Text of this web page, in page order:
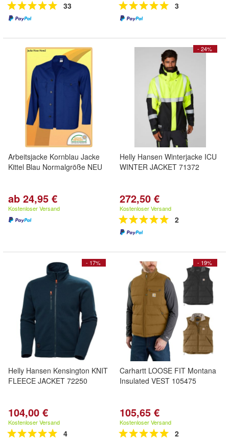
33 3
Arbeitsjacke Kornblau Jacke
Kittel Blau Normalgröße NEU
ab 24,95 €
Kostenloser Versand
- 24%
Helly Hansen Winterjacke ICU
WINTER JACKET 71372
272,50 €
Kostenloser Versand
2
- 17%
Helly Hansen Kensington KNIT
FLEECE JACKET 72250
104,00 €
Kostenloser Versand
4
- 19%
Carhartt LOOSE FIT Montana
Insulated VEST 105475
105,65 €
Kostenloser Versand
2